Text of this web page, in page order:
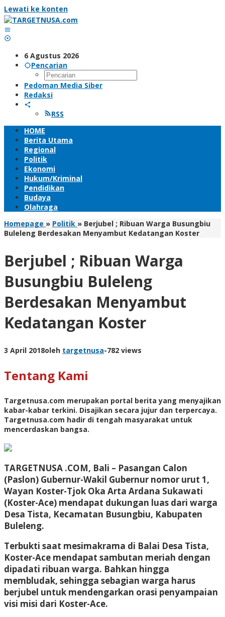
Lewati ke konten
6 Agustus 2026
Pencarian
Pedoman Media Siber
Redaksi
RSS
HOME
Berita Utama
Regional
Politik
Ekonomi
Hukum/Kriminal
Pendidikan
Budaya
Olahraga
Homepage » Politik » Berjubel ; Ribuan Warga Busungbiu
Buleleng Berdesakan Menyambut Kedatangan Koster
Berjubel ; Ribuan Warga
Busungbiu Buleleng
Berdesakan Menyambut
Kedatangan Koster
3 April 2018oleh targetnusa-782 views
Tentang Kami
Targetnusa.com merupakan portal berita yang menyajikan
kabar-kabar terkini. Disajikan secara jujur dan terpercaya.
Targetnusa.com hadir di tengah masyarakat untuk
mencerdaskan bangsa.
TARGETNUSA .COM, Bali – Pasangan Calon
(Paslon) Gubernur-Wakil Gubernur nomor urut 1,
Wayan Koster-Tjok Oka Arta Ardana Sukawati
(Koster-Ace) mendapat dukungan luas dari warga
Desa Tista, Kecamatan Busungbiu, Kabupaten
Buleleng.
Terbukti saat mesimakrama di Balai Desa Tista,
Koster-Ace mendapat sambutan meriah dengan
dipadati ribuan warga. Bahkan hingga
membludak, sehingga sebagian warga harus
berjubel untuk mendengarkan orasi penyampaian
visi misi dari Koster-Ace.